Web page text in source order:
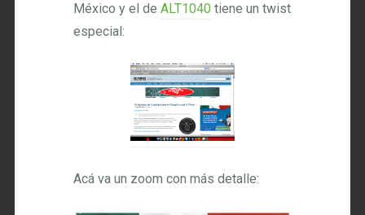
México y el deALT1040 tiene un twist
especial:
Acá va un zoom con más detalle: